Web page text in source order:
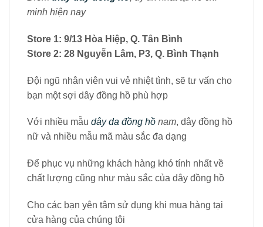
minh hiện nay
Store 1: 9/13 Hòa Hiệp, Q. Tân Bình
Store 2: 28 Nguyễn Lâm, P3, Q. Bình Thạnh
Đội ngũ nhân viên vui vẻ nhiệt tình, sẽ tư vấn cho
bạn một sợi dây đồng hồ phù hợp
Với nhiều mẫu dây da đồng hồ nam, dây đồng hồ
nữ và nhiều mẫu mã màu sắc đa dạng
Để phục vụ những khách hàng khó tính nhất về
chất lượng cũng như màu sắc của dây đồng hồ
Cho các bạn yên tâm sử dụng khi mua hàng tại
cửa hàng của chúng tôi